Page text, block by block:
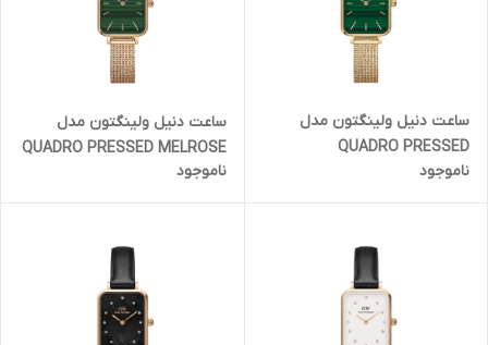
ساعت دنیل ولینگتون مدل
QUADRO PRESSED
صفحه سبز رگه دار (زنانه)
ناموجود
ساعت دنیل ولینگتون مدل
QUADRO PRESSED MELROSE
- رزگلد صفحه سبز رگه دار
(زنانه)
ناموجود